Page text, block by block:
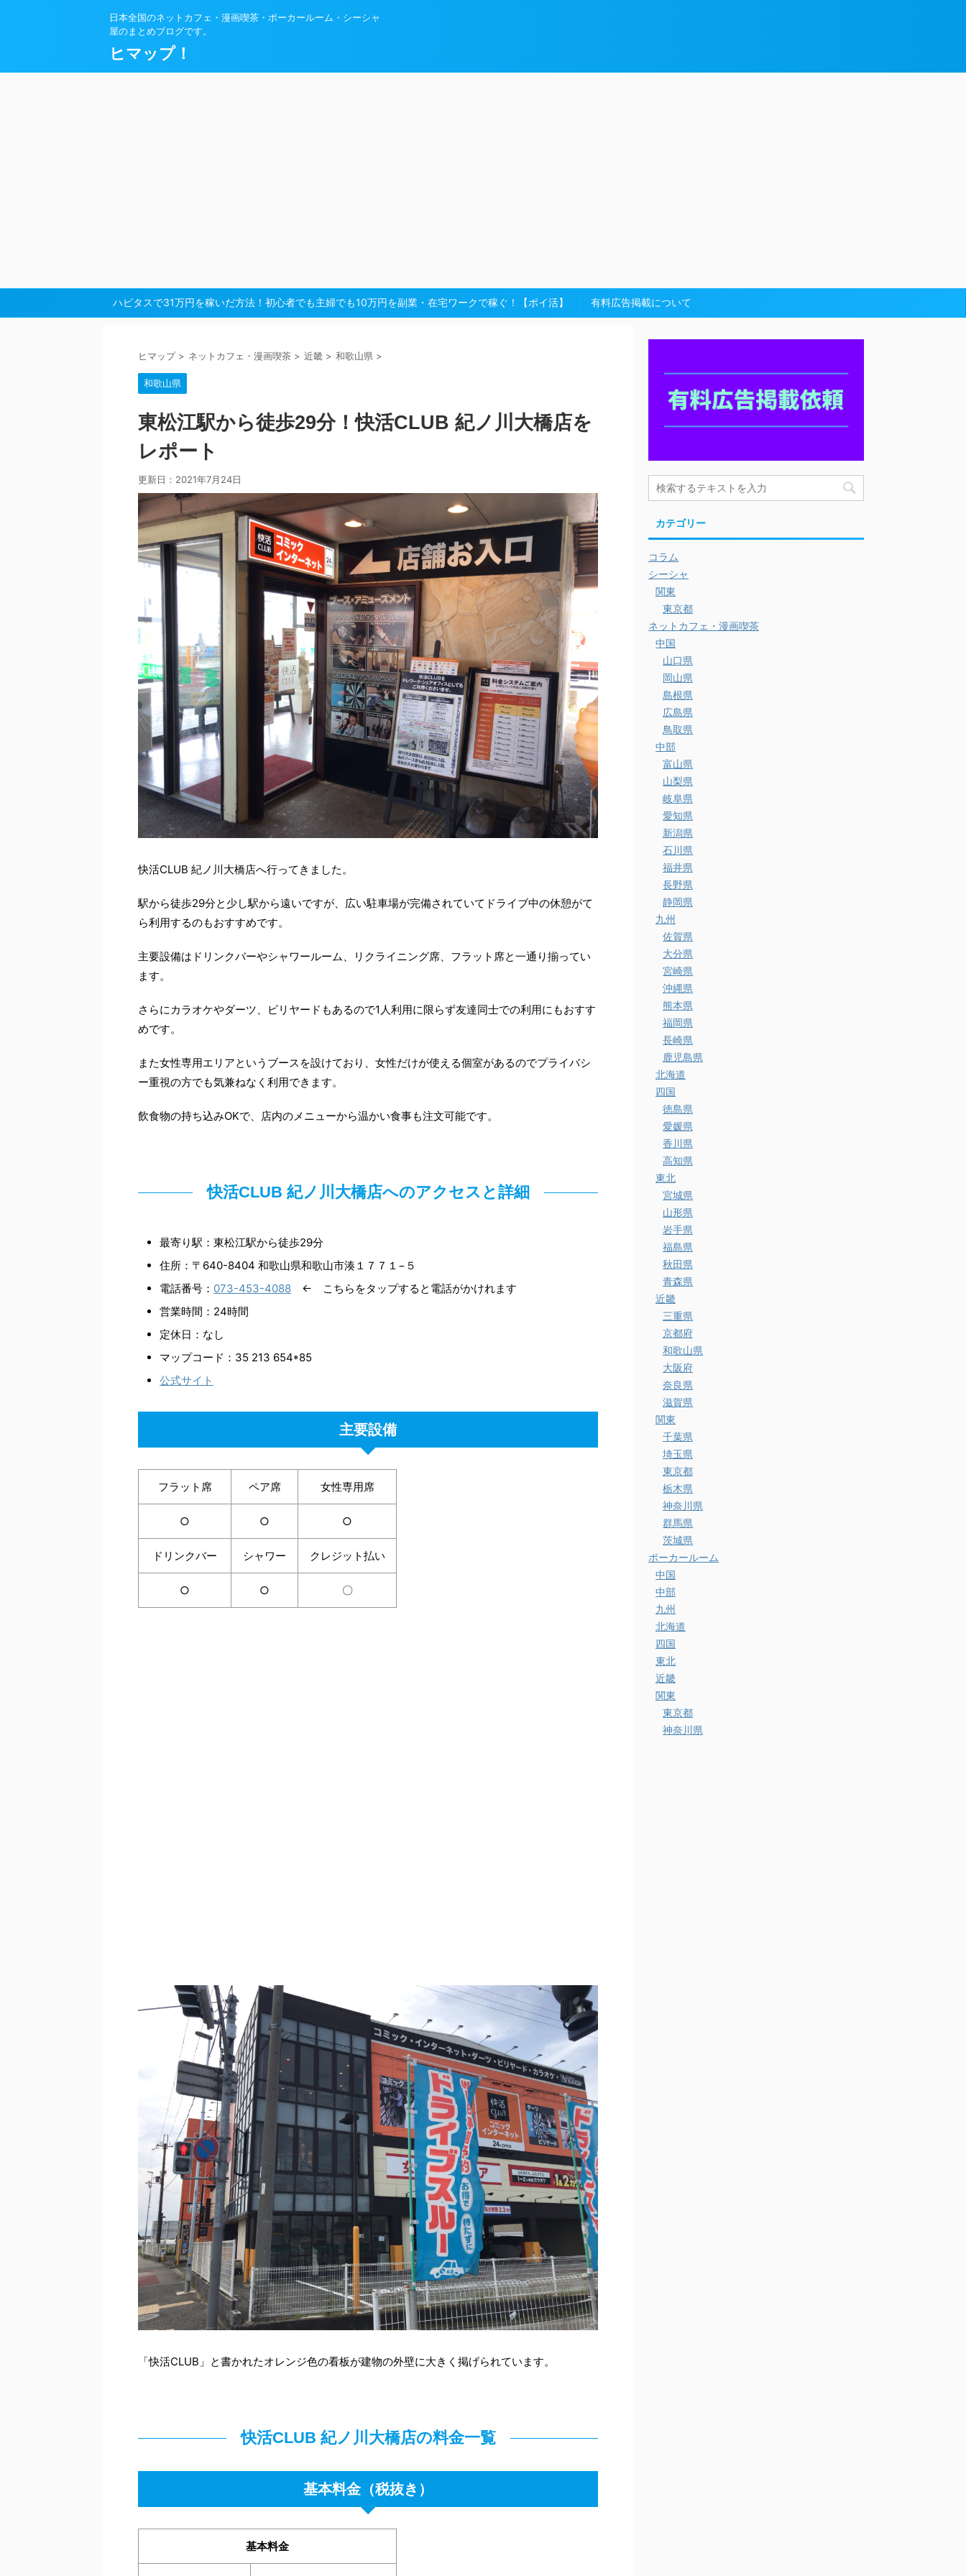
日本全国のネットカフェ・漫画喫茶・ポーカールーム・シーシャ
屋のまとめブログです。
ヒマップ！
ハピタスで31万円を稼いだ方法！初心者でも主婦でも10万円を副業・在宅ワークで稼ぐ！【ポイ活】 有料広告掲載について
ヒマップ> ネットカフェ・漫画喫茶 > 近畿 > 和歌山県 >
和歌山県
東松江駅から徒歩29分！快活CLUB 紀ノ川大橋店を
レポート
更新日： 2021年7月24日
快活CLUB 紀ノ川大橋店へ行ってきました。
駅から徒歩29分と少し駅から遠いですが、広い駐車場が完備されていてドライブ中の休憩がて
ら利用するのもおすすめです。
主要設備はドリンクバーやシャワールーム、リクライニング席、フラット席と一通り揃ってい
ます。
さらにカラオケやダーツ、ビリヤードもあるので1人利用に限らず友達同士での利用にもおすす
めです。
また女性専用エリアというブースを設けており、女性だけが使える個室があるのでプライバシ
ー重視の方でも気兼ねなく利用できます。
飲食物の持ち込みOKで、店内のメニューから温かい食事も注文可能です。
快活CLUB 紀ノ川大橋店へのアクセスと詳細
最寄り駅：東松江駅から徒歩29分
住所：〒640-8404 和歌山県和歌山市湊１７７１−５
電話番号： 073-453-4088 ← こちらをタップすると電話がかけれます
営業時間：24時間
定休日：なし
マップコード：35 213 654*85
公式サイト
主要設備
フラット席 ペア席 女性専用席
○ ○ ○
ドリンクバー シャワー クレジット払い
○ ○ 〇
「快活CLUB」と書かれたオレンジ色の看板が建物の外壁に大きく掲げられています。
快活CLUB 紀ノ川大橋店の料金一覧
基本料金（税抜き）
基本料金
カテゴリー
コラム
シーシャ
関東
東京都
ネットカフェ・漫画喫茶
中国
山口県
岡山県
島根県
広島県
鳥取県
中部
富山県
山梨県
岐阜県
愛知県
新潟県
石川県
福井県
長野県
静岡県
九州
佐賀県
大分県
宮崎県
沖縄県
熊本県
福岡県
長崎県
鹿児島県
北海道
四国
徳島県
愛媛県
香川県
高知県
東北
宮城県
山形県
岩手県
福島県
秋田県
青森県
近畿
三重県
京都府
和歌山県
大阪府
奈良県
滋賀県
関東
千葉県
埼玉県
東京都
栃木県
神奈川県
群馬県
茨城県
ポーカールーム
中国
中部
九州
北海道
四国
東北
近畿
関東
東京都
神奈川県